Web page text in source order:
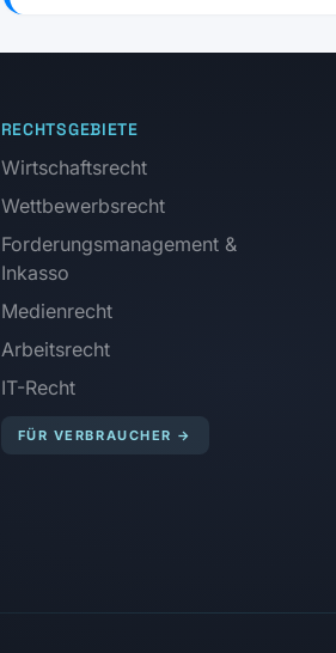
RECHTSGEBIETE
Wirtschaftsrecht
Wettbewerbsrecht
Forderungsmanagement &
Inkasso
Medienrecht
Arbeitsrecht
IT-Recht
FÜR VERBRAUCHER →